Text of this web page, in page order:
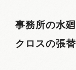
事務所の水廻
クロスの張